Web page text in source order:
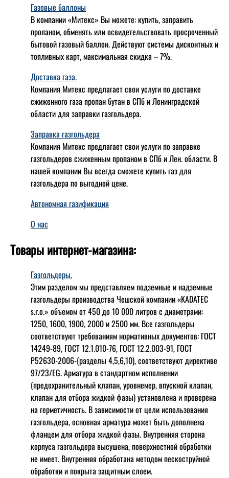
Газовые баллоны
В компании «Митекс» Вы можете: купить, заправить
пропаном, обменять или освидетельствовать просроченный
бытовой газовый баллон. Действуют системы дисконтных и
топливных карт, максимальная скидка – 7%.
Доставка газа.
Компания Митекс предлагает свои услуги по доставке
сжиженного газа пропан бутан в СПб и Ленинградской
области для заправки газгольдера.
Заправка газгольдера
Компания Митекс предлагает свои услуги по заправке
газгольдеров сжиженным пропаном в СПб и Лен. области. В
нашей компании Вы всегда сможете купить газ для
газгольдера по выгодной цене.
Автономная газификация
О нас
Товары интернет-магазина:
Газгольдеры.
Этим разделом мы представляем подземные и надземные
газгольдеры производства Чешской компании «KADATEC
s.r.o.» объемом от 450 до 10 000 литров с диаметрами:
1250, 1600, 1900, 2000 и 2500 мм. Все газгольдеры
соответствуют требованиям нормативных документов: ГОСТ
14249-89, ГОСТ 12.1.010-76, ГОСТ 12.2.003-91, ГОСТ
Р52630-2006-(разделы 4,5,6,10), соответствуют директиве
97/23/EG. Арматура в стандартном исполнении
(предохранительный клапан, уровнемер, впускной клапан,
клапан для отбора жидкой фазы) установлена и проверена
на герметичность. В зависимости от цели использования
газгольдера, основная арматура может быть дополнена
фланцем для отбора жидкой фазы. Внутренняя сторона
корпуса газгольдера высушена, поверхностной обработки
не имеет. Внутренняя обработана методом пескоструйной
обработки и покрыта защитным слоем.